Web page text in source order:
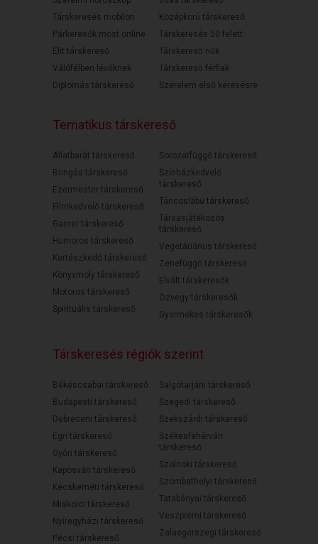
Társkeresés mobilon
Párkeresők most online
Elit társkereső
Válófélben lévőknek
Diplomás társkereső
Középkorú társkereső
Társkeresés 50 felett
Társkereső nők
Társkereső férfiak
Szerelem első keresésre
Tematikus társkereső
Állatbarát társkereső
Bringás társkereső
Ezermester társkereső
Filmkedvelő társkereső
Gamer társkereső
Humoros társkereső
Kertészkedő társkereső
Könyvmoly társkereső
Motoros társkereső
Spirituális társkereső
Sorozatfüggő társkereső
Színházkedvelő
társkereső
Táncoslábú társkereső
Társasjátékozós
társkereső
Vegetáriánus társkereső
Zenefüggő társkereső
Elvált társkeresők
Özvegy társkeresők
Gyermekes társkeresők
Társkeresés régiók szerint
Békéscsabai társkereső
Budapesti társkereső
Debreceni társkereső
Egri társkereső
Győri társkereső
Kaposvári társkereső
Kecskeméti társkereső
Miskolci társkereső
Nyíregyházi társkereső
Pécsi társkereső
Salgótarjáni társkereső
Szegedi társkereső
Szekszárdi társkereső
Székesfehérvári
társkereső
Szolnoki társkereső
Szombathelyi társkereső
Tatabányai társkereső
Veszprémi társkereső
Zalaegerszegi társkereső